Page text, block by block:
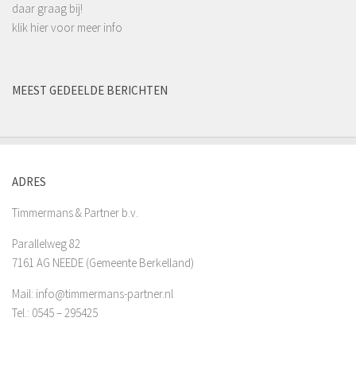
daar graag bij!
klik hier voor meer info
MEEST GEDEELDE BERICHTEN
ADRES
Timmermans & Partner b.v.
Parallelweg 82
7161 AG NEEDE (Gemeente Berkelland)
Mail: info@timmermans-partner.nl
Tel.: 0545 – 295425